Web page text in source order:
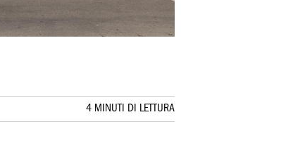
4 MINUTI DI LETTURA